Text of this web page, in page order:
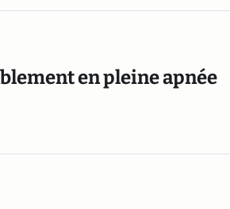
en pleine apnée